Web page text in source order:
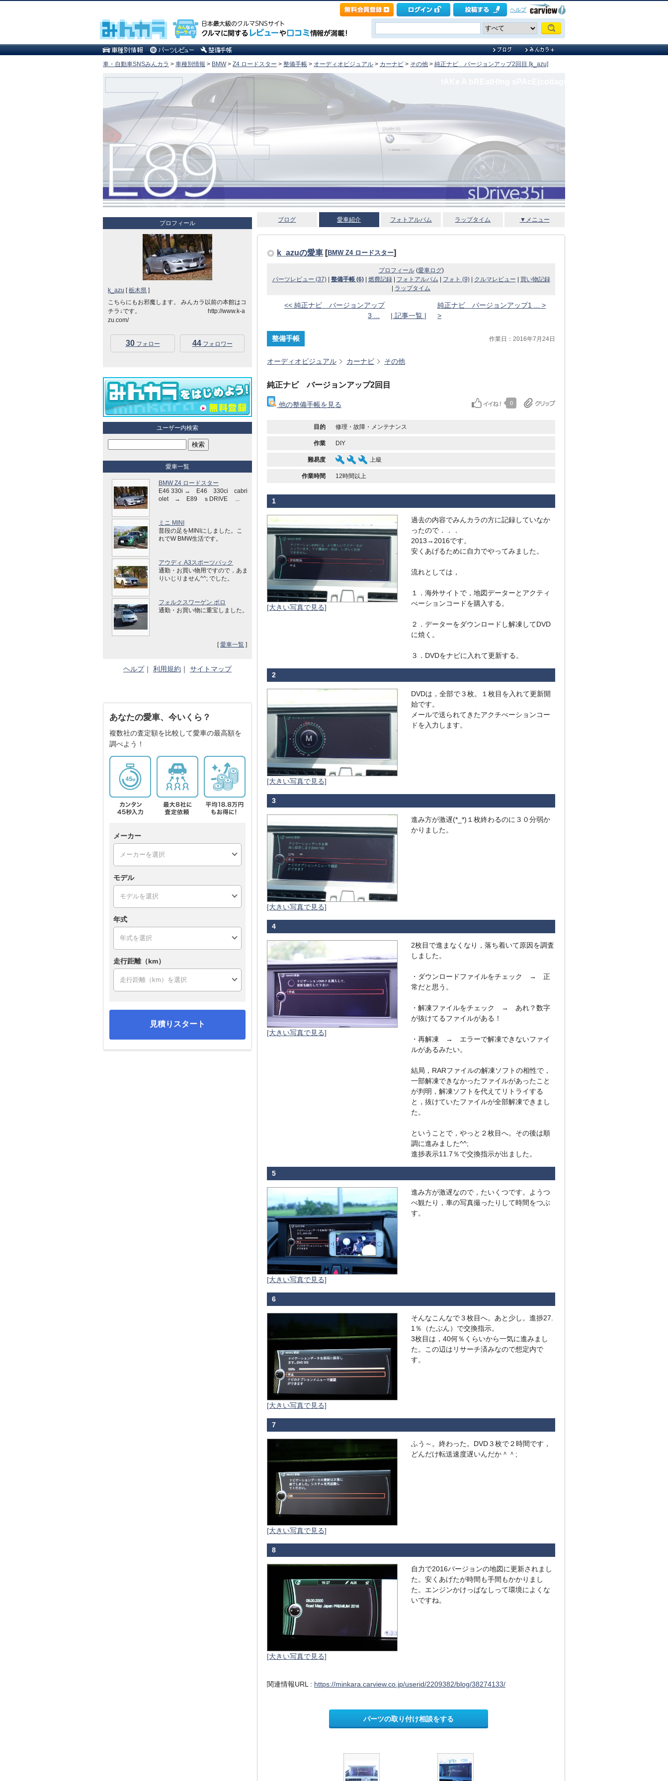
ヘルプ
車・自動車SNSみんカラ > 車種別情報 > BMW> Z4 ロードスター > 整備手帳 > オーディオビジュアル > カーナビ > その他 > 純正ナビ バージョンアップ2回目 [k_azu]
ブログ 愛車紹介 フォトアルバム ラップタイム ▼メニュー
k_azuの愛車 [BMW Z4 ロードスター]
プロフィール(愛車ログ)
パーツレビュー (37)| 整備手帳 (6)| 燃費記録| フォトアルバム フォト (9)| クルマレビュー
買い物記録
ラップタイム
<< 純正ナビ バージョンアップ
3 ...
| 記事一覧 |
純正ナビ バージョンアップ1 ... >
>
整備手帳 作業日：2016年7月24日
オーディオビジュアル カーナビ その他
純正ナビ バージョンアップ2回目
他の整備手帳を見る 0
目的 修理・故障・メンテナンス
作業 DIY
難易度 上級
作業時間 12時間以上
1
[大きい写真で見る]
過去の内容でみんカラの方に記録していなか
ったので．．．
2013→2016です。
安くあげるために自力でやってみました。
流れとしては，
１．海外サイトで，地図データーとアクティ
べーションコードを購入する。
２．データーをダウンロードし解凍してDVD
に焼く。
３．DVDをナビに入れて更新する。
2
[大きい写真で見る]
DVDは，全部で３枚。１枚目を入れて更新開
始です。
メールで送られてきたアクチべーションコー
ドを入力します。
3
[大きい写真で見る]
進み方が激遅(*_*)１枚終わるのに３０分弱か
かりました。
4
[大きい写真で見る]
2枚目で進まなくなり，落ち着いて原因を調査
しました。
・ダウンロードファイルをチェック → 正
常だと思う。
・解凍ファイルをチェック → あれ？数字
が抜けてるファイルがある！
・再解凍 → エラーで解凍できないファイ
ルがあるみたい。
結局，RARファイルの解凍ソフトの相性で，
一部解凍できなかったファイルがあったこと
が判明，解凍ソフトを代えてリトライする
と，抜けていたファイルが全部解凍できまし
た。
ということで，やっと２枚目へ。その後は順
調に進みました^^;
進捗表示11.7％で交換指示が出ました。
5
[大きい写真で見る]
進み方が激遅なので，たいくつです。ようつ
べ観たり，車の写真撮ったりして時間をつぶ
す。
6
[大きい写真で見る]
そんなこんなで３枚目へ。あと少し。進捗27.
1％（たぶん）で交換指示。
3枚目は，40何％くらいから一気に進みまし
た。この辺はリサーチ済みなので想定内で
す。
7
[大きい写真で見る]
ふう～。終わった。DVD３枚で２時間です，
どんだけ転送速度遅いんだか＾＾;
8
[大きい写真で見る]
自力で2016バージョンの地図に更新されまし
た。安くあげたが時間も手間もかかりまし
た。エンジンかけっぱなしって環境によくな
いですね。
関連情報URL : https://minkara.carview.co.jp/userid/2209382/blog/38274133/
パーツの取り付け相談をする
プロフィール
k_azu [栃木県 ]
こちらにもお邪魔します。 みんカラ以前の本館はコ
チラ↓です。 http://www.k-a
zu.com/
30フォロー 44フォロワー
ユーザー内検索
愛車一覧
BMW Z4 ロードスター
E46 330i → E46 330ci cabri
olet → E89 ｓDRIVE ...
ミニ MINI
普段の足をMINIにしました。こ
れでW BMW生活です。
アウディ A3スポーツバック
通勤・お買い物用ですので，あま
りいじりません^^; でした。
フォルクスワーゲン ポロ
通勤・お買い物に重宝しました。
[愛車一覧 ]
ヘルプ｜ 利用規約 ｜ サイトマップ
あなたの愛車、今いくら？
複数社の査定額を比較して愛車の最高額を
調べよう！
メーカー
モデル
年式
走行距離（km）
見積りスタート